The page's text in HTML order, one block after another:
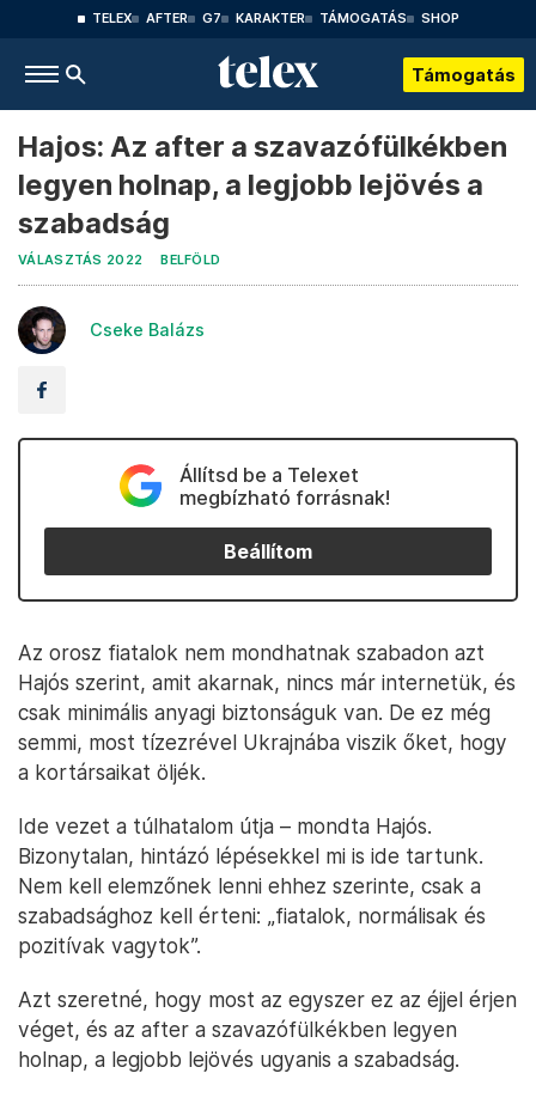
TELEX AFTER G7 KARAKTER TÁMOGATÁS SHOP
Támogatás
Hajos: Az after a szavazófülkékben
legyen holnap, a legjobb lejövés a
szabadság
VÁLASZTÁS 2022 BELFÖLD
Cseke Balázs
Állítsd be a Telexet
megbízható forrásnak!
Beállítom
Az orosz fiatalok nem mondhatnak szabadon azt
Hajós szerint, amit akarnak, nincs már internetük, és
csak minimális anyagi biztonságuk van. De ez még
semmi, most tízezrével Ukrajnába viszik őket, hogy
a kortársaikat öljék.
Ide vezet a túlhatalom útja – mondta Hajós.
Bizonytalan, hintázó lépésekkel mi is ide tartunk.
Nem kell elemzőnek lenni ehhez szerinte, csak a
szabadsághoz kell érteni: „fiatalok, normálisak és
pozitívak vagytok”.
Azt szeretné, hogy most az egyszer ez az éjjel érjen
véget, és az after a szavazófülkékben legyen
holnap, a legjobb lejövés ugyanis a szabadság.